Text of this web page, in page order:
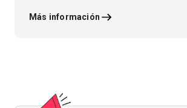
Más información